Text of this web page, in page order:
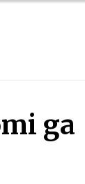
ga